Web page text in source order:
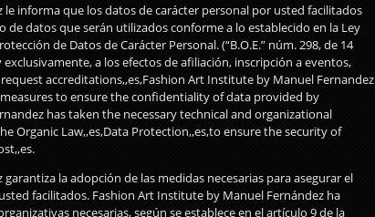
informa que los datos de carácter personal por usted facilitados
datos que serán utilizados conforme a lo establecido en la Ley
de Datos de Carácter Personal. (“B.O.E.” núm. 298, de 14
a los efectos de afiliación, inscripción a eventos,
accreditations,,es,Fashion Art Institute by Manuel Fernandez
to ensure the confidentiality of data provided by
has taken the necessary technical and organizational
Organic Law,,es,Data Protection,,es,to ensure the security of
la adopción de las medidas necesarias para asegurar el
facilitados. Fashion Art Institute by Manuel Fernández ha
necesarias, según se establece en el artículo 9 de la